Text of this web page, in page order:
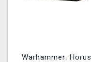
Warhammer: Horus